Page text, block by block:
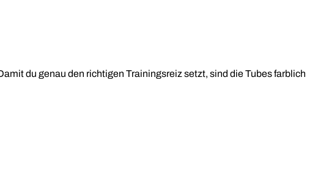
du genau den richtigen Trainingsreiz setzt, sind die Tubes farblich